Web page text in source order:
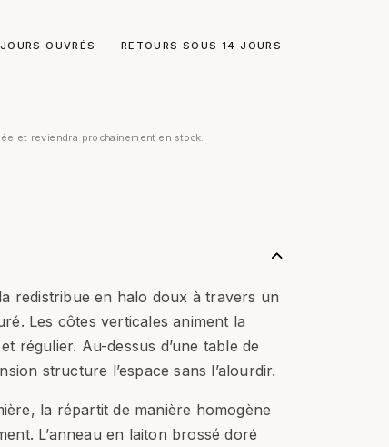
OUVRÉS · RETOURS SOUS 14 JOURS
et reviendra prochainement en stock.
redistribue en halo doux à travers un
Les côtes verticales animent la
régulier. Au-dessus d’une table de
structure l’espace sans l’alourdir.
la répartit de manière homogène
L’anneau en laiton brossé doré